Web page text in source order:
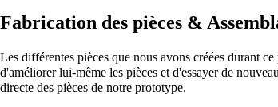
Fabrication des pièces &
Les différentes pièces que nous avons créées durant
d'améliorer lui-même les pièces et d'essayer de
directe des pièces de notre prototype.